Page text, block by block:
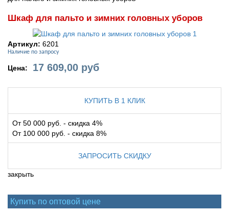
Шкаф для пальто и зимних головных уборов
Артикул: 6201
Наличие по запросу
Цена: 17 609,00 руб
КУПИТЬ В 1 КЛИК
От 50 000 руб. - скидка 4%
От 100 000 руб. - скидка 8%
ЗАПРОСИТЬ СКИДКУ
закрыть
Купить по оптовой цене